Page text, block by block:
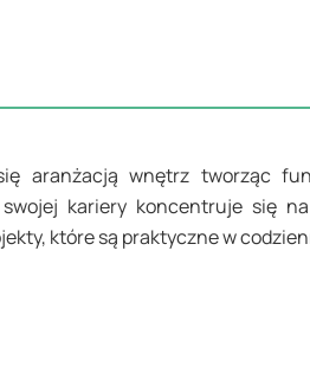
aranżacją wnętrz tworząc
kariery koncentruje się
które są praktyczne w